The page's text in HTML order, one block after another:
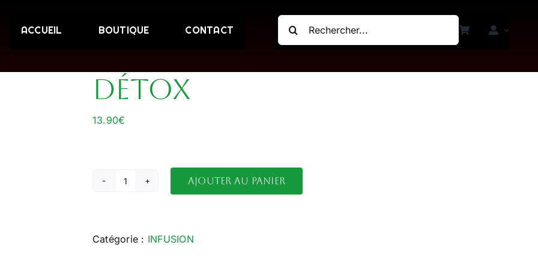
ACCUEIL BOUTIQUE CONTACT
Détox
13.90€
quantité
Ajouter au panier
Catégorie : INFUSION